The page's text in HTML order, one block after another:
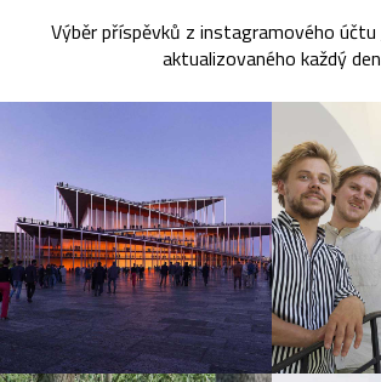
Výběr příspěvků z instagramového účtu
aktualizovaného každý den